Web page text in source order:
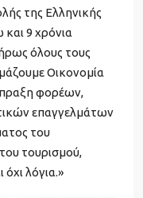
της Ελληνικής
9 χρόνια
όλους τους
Οικονομία
φορέων,
επαγγελμάτων
του
τουρισμού,
λόγια.»